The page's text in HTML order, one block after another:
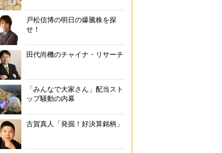
戸松信博の明日の爆騰株を探
せ！
田代尚機のチャイナ・リサーチ
「みんなで大家さん」配当スト
ップ騒動の内幕
古賀真人「発掘！好決算銘柄」